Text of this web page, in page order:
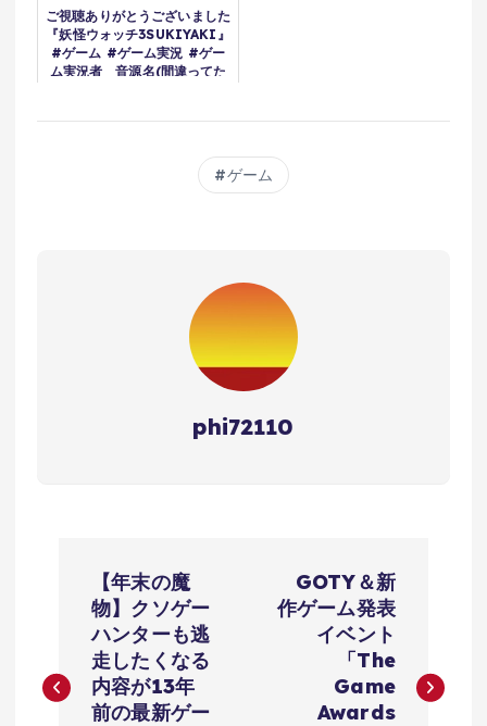
ご視聴ありがとうございました
『妖怪ウォッチ3SUKIYAKI』
#ゲーム #ゲーム実況 #ゲー
ム実況者 音源名(間違ってた
な妖怪
ゲーム
phi72110
ナ
【年末の魔
物】クソゲー
ハンターも逃
走したくなる
内容が13年
前の最新ゲー
GOTY＆新
作ゲーム発表
イベント
「The
Game
Awards